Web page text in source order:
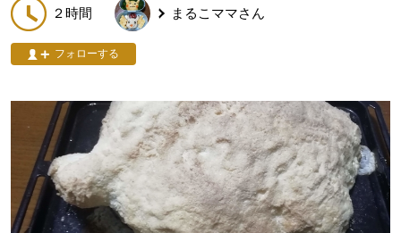
２時間 まるこママさん
フォローする